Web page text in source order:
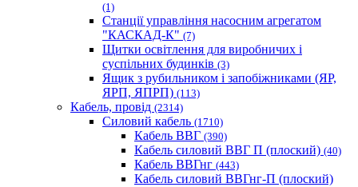
(1)
Станції управління насосним агрегатом
"КАСКАД-К" (7)
Щитки освітлення для виробничих і
суспільних будинків (3)
Ящик з рубильником і запобіжниками (ЯР,
ЯРП, ЯПРП) (113)
Кабель, провід (2314)
Силовий кабель (1710)
Кабель ВВГ (390)
Кабель силовий ВВГ П (плоский) (40)
Кабель ВВГнг (443)
Кабель силовий ВВГнг-П (плоский)